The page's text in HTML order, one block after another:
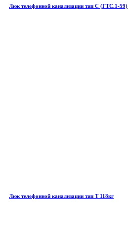
Люк телефонной канализации тип С (ГТС.1-59)
Люк телефонной канализации тип Т 118кг